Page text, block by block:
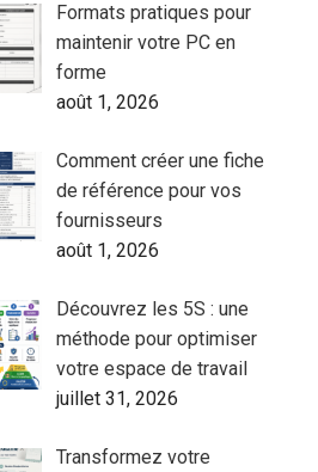
Formats pratiques pour
maintenir votre PC en
forme
août 1, 2026
Comment créer une fiche
de référence pour vos
fournisseurs
août 1, 2026
Découvrez les 5S : une
méthode pour optimiser
votre espace de travail
juillet 31, 2026
Transformez votre